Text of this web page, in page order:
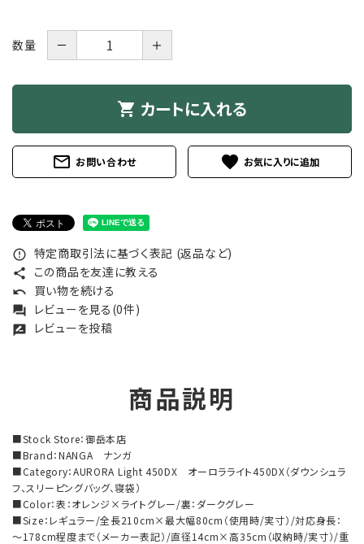
数量 － ＋
shopping_cart カートに入れる
mail_outline お問い合わせ favorite
error_outline 特定商取引法に基づく表記 (返品など)
share この商品を友達に教える
undo 買い物を続ける
forum レビューを見る(0件)
rate_review レビューを投稿
商品説明
■Stock Store：御岳本店
■Brand：NANGA ナンガ
■Category：AURORA Light 450DX オーロラライト450DX（ダウンシュラ
フ、スリーピングバッグ、寝袋）
■Color：表：オレンジ×ライトグレー/裏：ダークグレー
■Size：レギュラー/全長210cm×最大幅80cm（使用時/実寸）/対応身長：
～178cm程度まで（メーカー表記）/直径14cm×高35cm（収納時/実寸）/重